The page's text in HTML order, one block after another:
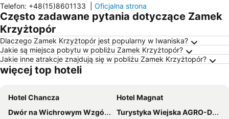
Telefon: +48(15)8601133 Oficjalna strona
Często zadawane pytania dotyczące Zamek
Krzyżtopór
Dlaczego Zamek Krzyżtopór jest popularny w Iwaniska?
Jakie są miejsca pobytu w pobliżu Zamek Krzyżtopór?
Jakie inne atrakcje znajdują się w pobliżu Zamek Krzyżtopór?
więcej top hoteli
Hotel Chancza
Hotel Magnat
Dwór na Wichrowym Wzgórzu
Turystyka Wiejska AGRO-DOM